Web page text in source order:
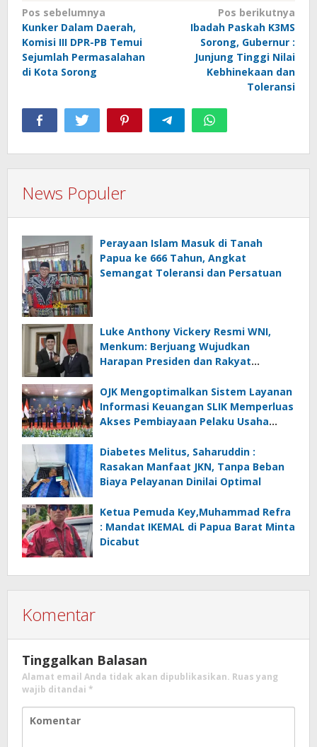
Navigasi
pos
Pos sebelumnya
Kunker Dalam Daerah,
Komisi III DPR-PB Temui
Sejumlah Permasalahan
di Kota Sorong
Pos berikutnya
Ibadah Paskah K3MS
Sorong, Gubernur :
Junjung Tinggi Nilai
Kebhinekaan dan
Toleransi
News Populer
Perayaan Islam Masuk di Tanah
Papua ke 666 Tahun, Angkat
Semangat Toleransi dan Persatuan
Luke Anthony Vickery Resmi WNI,
Menkum: Berjuang Wujudkan
Harapan Presiden dan Rakyat
OJK Mengoptimalkan Sistem Layanan
Informasi Keuangan SLIK Memperluas
Akses Pembiayaan Pelaku Usaha
Diabetes Melitus, Saharuddin :
Rasakan Manfaat JKN, Tanpa Beban
Biaya Pelayanan Dinilai Optimal
Ketua Pemuda Key,Muhammad Refra
: Mandat IKEMAL di Papua Barat Minta
Dicabut
Komentar
Tinggalkan Balasan
Alamat email Anda tidak akan dipublikasikan. Ruas yang
wajib ditandai *